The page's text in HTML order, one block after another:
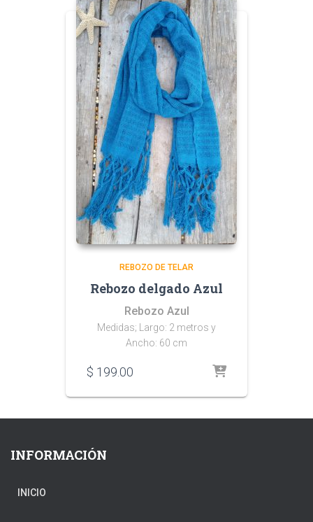
REBOZO DE TELAR
Rebozo delgado Azul
Rebozo Azul
Medidas; Largo: 2 metros y
Ancho: 60 cm
$ 199.00
INFORMACIÓN
INICIO